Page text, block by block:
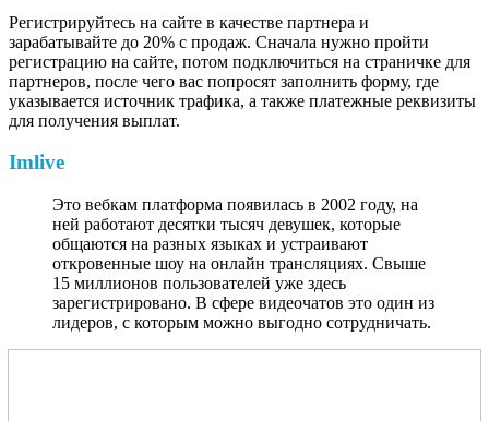
Регистрируйтесь на сайте в качестве партнера и
зарабатывайте до 20% с продаж. Сначала нужно пройти
регистрацию на сайте, потом подключиться на страничке для
партнеров, после чего вас попросят заполнить форму, где
указывается источник трафика, а также платежные реквизиты
для получения выплат.
Imlive
Это вебкам платформа появилась в 2002 году, на
ней работают десятки тысяч девушек, которые
общаются на разных языках и устраивают
откровенные шоу на онлайн трансляциях. Свыше
15 миллионов пользователей уже здесь
зарегистрировано. В сфере видеочатов это один из
лидеров, с которым можно выгодно сотрудничать.